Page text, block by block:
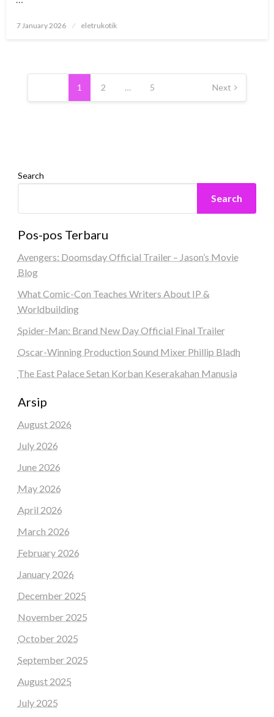
Posted
7 January 2026 eletrukotik
Posts
pagination
1 2 … 5 Next
Search
Search
Pos-pos Terbaru
Avengers: Doomsday Official Trailer – Jason’s Movie
Blog
What Comic-Con Teaches Writers About IP &
Worldbuilding
Spider-Man: Brand New Day Official Final Trailer
Oscar-Winning Production Sound Mixer Phillip Bladh
The East Palace Setan Korban Keserakahan Manusia
Arsip
August 2026
July 2026
June 2026
May 2026
April 2026
March 2026
February 2026
January 2026
December 2025
November 2025
October 2025
September 2025
August 2025
July 2025